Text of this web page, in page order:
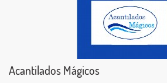
Acantilados Mágicos